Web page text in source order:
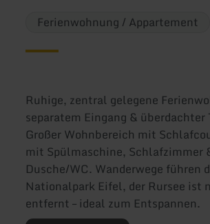
Ferienwohnung / Appartement
Ruhige, zentral gelegene
separatem Eingang & überdachter
Großer Wohnbereich mit
mit Spülmaschine, Schlafzimmer
Dusche/WC. Wanderwege führen
Nationalpark Eifel, der Rursee ist
entfernt – ideal zum Entspannen.